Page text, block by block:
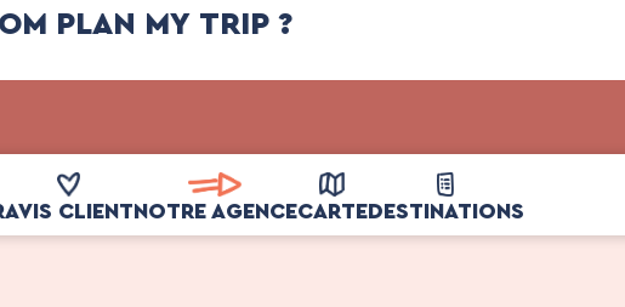
PLAN MY TRIP ?
AVIS CLIENTNOTRE AGENCECARTEDESTINATIONS